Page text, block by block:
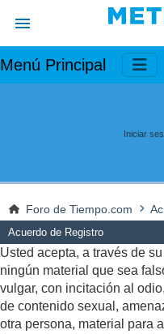
Menú Principal
Iniciar
Foro de Tiempo.com
Acuerdo de Registro
Usted acepta, a través de
ningún material que sea
vulgar, con incitación al
de contenido sexual,
otra persona, material para